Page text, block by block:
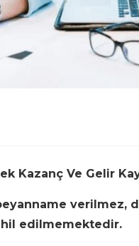
Kazanç Ve Gelir
edilmemektedir.